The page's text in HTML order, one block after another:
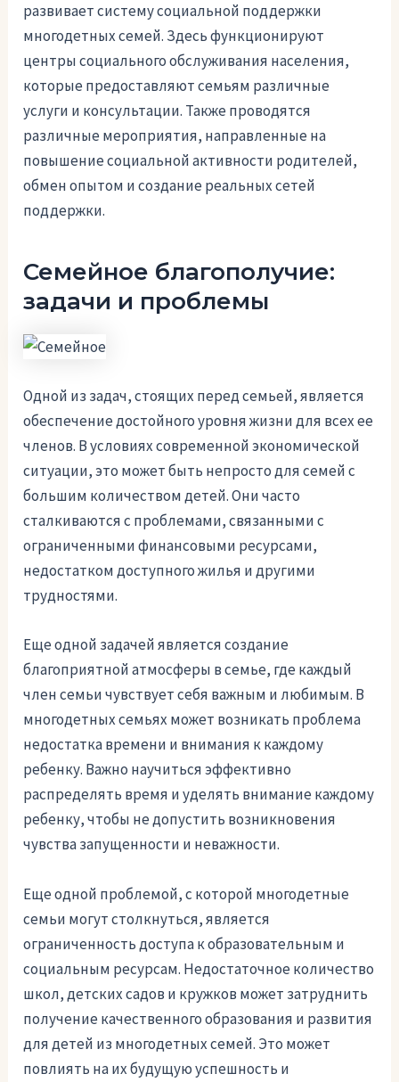
развивает систему социальной поддержки
многодетных семей. Здесь функционируют
центры социального обслуживания населения,
которые предоставляют семьям различные
услуги и консультации. Также проводятся
различные мероприятия, направленные на
повышение социальной активности родителей,
обмен опытом и создание реальных сетей
поддержки.
Семейное благополучие:
задачи и проблемы
Одной из задач, стоящих перед семьей, является
обеспечение достойного уровня жизни для всех ее
членов. В условиях современной экономической
ситуации, это может быть непросто для семей с
большим количеством детей. Они часто
сталкиваются с проблемами, связанными с
ограниченными финансовыми ресурсами,
недостатком доступного жилья и другими
трудностями.
Еще одной задачей является создание
благоприятной атмосферы в семье, где каждый
член семьи чувствует себя важным и любимым. В
многодетных семьях может возникать проблема
недостатка времени и внимания к каждому
ребенку. Важно научиться эффективно
распределять время и уделять внимание каждому
ребенку, чтобы не допустить возникновения
чувства запущенности и неважности.
Еще одной проблемой, с которой многодетные
семьи могут столкнуться, является
ограниченность доступа к образовательным и
социальным ресурсам. Недостаточное количество
школ, детских садов и кружков может затруднить
получение качественного образования и развития
для детей из многодетных семей. Это может
повлиять на их будущую успешность и